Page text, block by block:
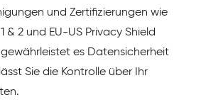
und Zertifizierungen wie
& 2 und EU-US Privacy Shield
es Datensicherheit
Sie die Kontrolle über Ihr